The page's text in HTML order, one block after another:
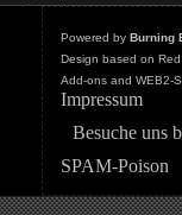
Powered by Burning
Design based on
Add-ons and WEB2-
Impressum
Besuche uns
SPAM-Poison